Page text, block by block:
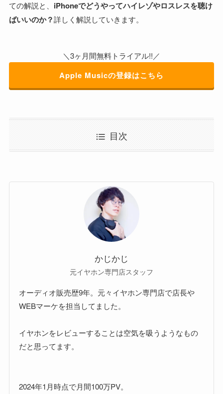
ての解説と、 iPhoneでどうやってハイレゾやロスレスを聴け
ばいいのか？詳しく解説していきます。
＼3ヶ月間無料トライアル!!／
Apple Musicの登録はこちら
目次
かじかじ
元イヤホン専門店スタッフ
オーディオ販売歴9年。元々イヤホン専門店で店長や
WEBマーケを担当してました。
イヤホンをレビューすることは空気を吸うようなもの
だと思ってます。
2024年1月時点で月間100万PV。